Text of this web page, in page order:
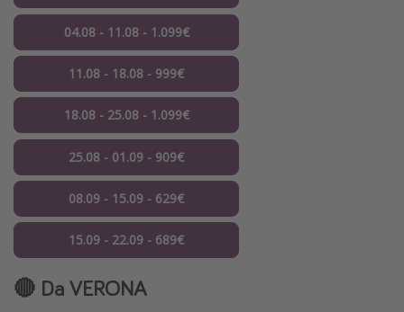
04.08 - 11.08 - 1.099€
11.08 - 18.08 - 999€
18.08 - 25.08 - 1.099€
25.08 - 01.09 - 909€
08.09 - 15.09 - 629€
15.09 - 22.09 - 689€
🔴 Da VERONA